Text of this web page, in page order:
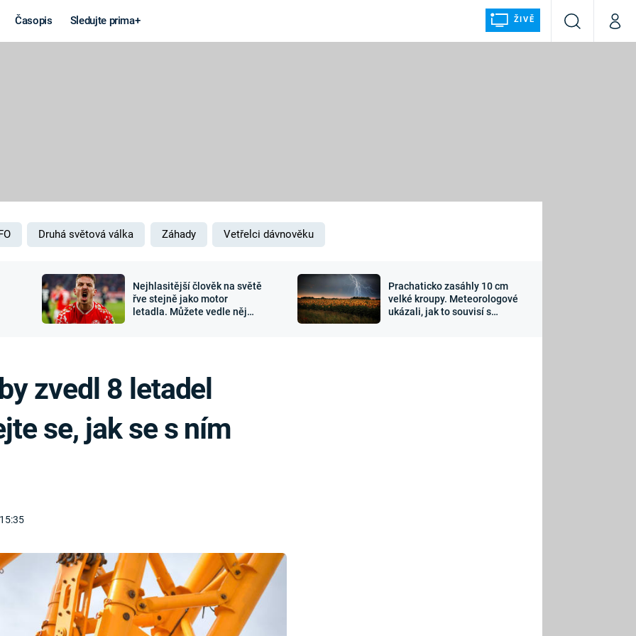
Časopis Sledujte prima+ ŽIVĚ
VyhledáváníMůj
MARS
Záhady a
konspirace
UTAJENÉ PŘÍBĚHY
ALTERNATIVNÍ
HISTORIE
Zajímavosti
FILMY VERSUS
Sledujte nás
Druhá světová válka Záhady Vetřelci dávnověku
Nejhlasitější člověk na světě
řve stejně jako motor
letadla. Můžete vedle něj
Prachaticko zasáhly 10 cm
velké kroupy. Meteorologové
ukázali, jak to souvisí s
zvedl 8 letadel
se, jak se s ním